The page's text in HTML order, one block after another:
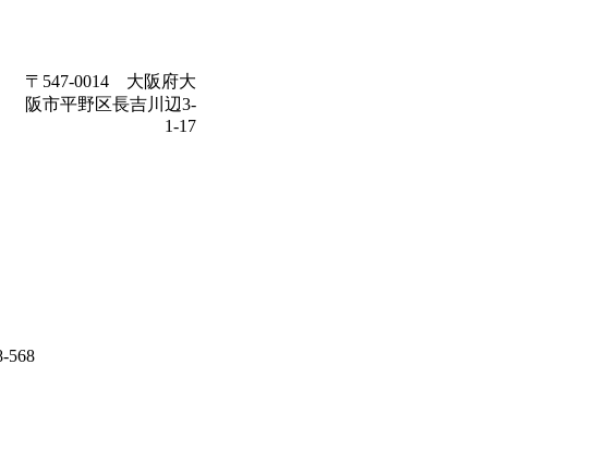
〒547-0014 大阪府大
阪市平野区長吉川辺3-
1-17